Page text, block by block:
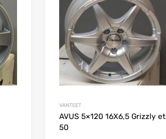
VANTEET
AVUS 5×120 16X6,5 Grizzly et
50